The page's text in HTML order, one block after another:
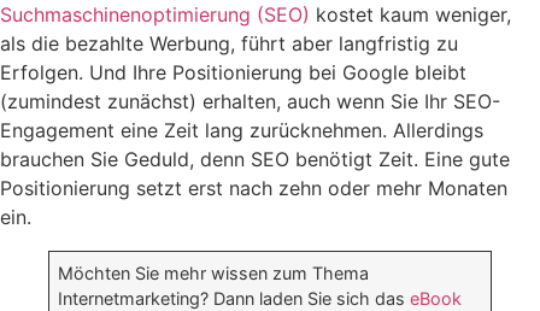
Suchmaschinenoptimierung (SEO) kostet kaum weniger,
als die bezahlte Werbung, führt aber langfristig zu
Erfolgen. Und Ihre Positionierung bei Google bleibt
(zumindest zunächst) erhalten, auch wenn Sie Ihr SEO-
Engagement eine Zeit lang zurücknehmen. Allerdings
brauchen Sie Geduld, denn SEO benötigt Zeit. Eine gute
Positionierung setzt erst nach zehn oder mehr Monaten
ein.
Möchten Sie mehr wissen zum Thema
Internetmarketing? Dann laden Sie sich daseBook